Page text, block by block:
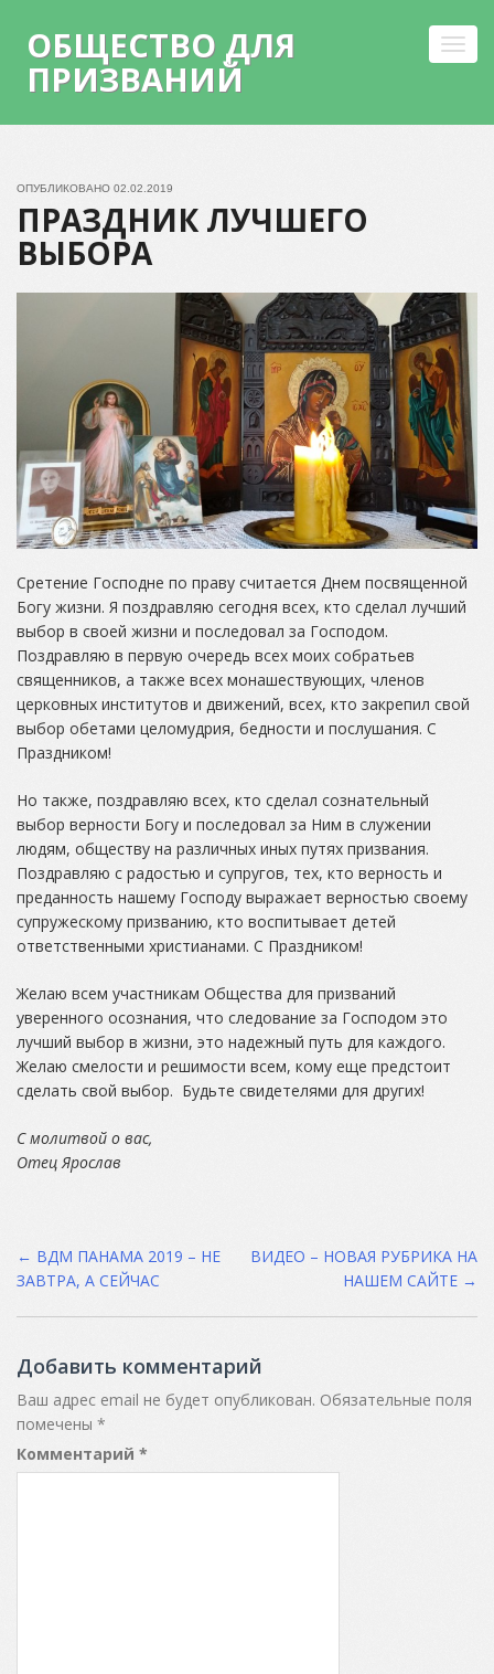
ОБЩЕСТВО ДЛЯ
ПРИЗВАНИЙ
content
ОПУБЛИКОВАНО 02.02.2019
ПРАЗДНИК ЛУЧШЕГО
ВЫБОРА
Сретение Господне по праву считается Днем посвященной
Богу жизни. Я поздравляю сегодня всех, кто сделал лучший
выбор в своей жизни и последовал за Господом.
Поздравляю в первую очередь всех моих собратьев
священников, а также всех монашествующих, членов
церковных институтов и движений, всех, кто закрепил свой
выбор обетами целомудрия, бедности и послушания. С
Праздником!
Но также, поздравляю всех, кто сделал сознательный
выбор верности Богу и последовал за Ним в служении
людям, обществу на различных иных путях призвания.
Поздравляю с радостью и супругов, тех, кто верность и
преданность нашему Господу выражает верностью своему
супружескому призванию, кто воспитывает детей
ответственными христианами. С Праздником!
Желаю всем участникам Общества для призваний
уверенного осознания, что следование за Господом это
лучший выбор в жизни, это надежный путь для каждого.
Желаю смелости и решимости всем, кому еще предстоит
сделать свой выбор. Будьте свидетелями для других!
С молитвой о вас,
Отец Ярослав
Post
navigation
← ВДМ ПАНАМА 2019 – НЕ
ЗАВТРА, А СЕЙЧАС
ВИДЕО – НОВАЯ РУБРИКА НА
НАШЕМ САЙТЕ →
Добавить комментарий
Ваш адрес email не будет опубликован. Обязательные поля
помечены *
Комментарий *